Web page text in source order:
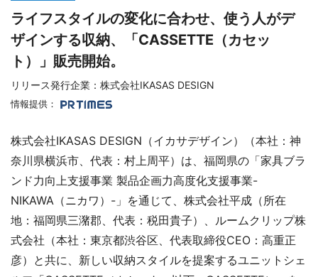
ライフスタイルの変化に合わせ、使う人がデ
ザインする収納、「CASSETTE（カセッ
ト）」販売開始。
リリース発行企業：株式会社IKASAS DESIGN
情報提供：
株式会社IKASAS DESIGN（イカサデザイン）（本社：神
奈川県横浜市、代表：村上周平）は、福岡県の「家具ブラ
ンド力向上支援事業 製品企画力高度化支援事業-
NIKAWA（ニカワ）-」を通じて、株式会社平成（所在
地：福岡県三潴郡、代表：税田貴子）、ルームクリップ株
式会社（本社：東京都渋谷区、代表取締役CEO：高重正
彦）と共に、新しい収納スタイルを提案するユニットシェ